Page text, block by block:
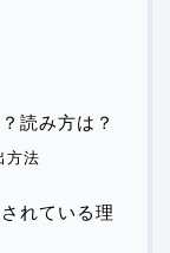
読み方は？
方法
れている理